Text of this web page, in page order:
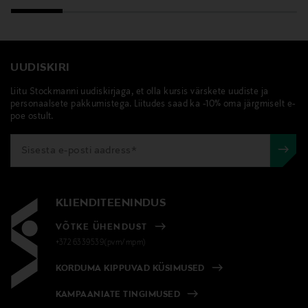
UUDISKIRI
Liitu Stockmanni uudiskirjaga, et olla kursis värskete uudiste ja
personaalsete pakkumistega. Liitudes saad ka -10% oma järgmiselt e-
poe ostult.
KLIENDITEENINDUS
VÕTKE ÜHENDUST
+372 6339539(pvm/mpm)
KORDUMA KIPPUVAD KÜSIMUSED
KAMPAANIATE TINGIMUSED